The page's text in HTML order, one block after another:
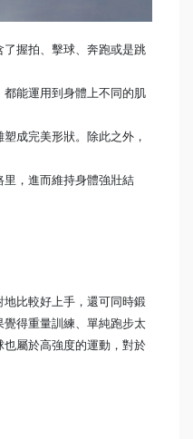
握拍、擊球、奔跑或是跳
能運用到身體上不同的肌
成完美形狀。除此之外，
，進而維持身體強壯結
比較好上手， 還可同時鍛
覺得重量訓練、單純跑步太
屬於高強度的運動，對於